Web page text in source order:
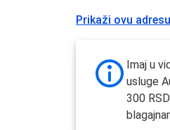
Prikaži ovu
Imaj u
usluge
300